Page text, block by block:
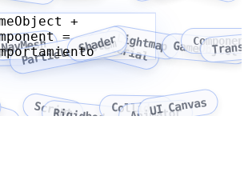
NavMesh
Particle System
ShaderMaterial
Lightmap GameObject
ScriptRigidbody Collider
Animator
UI Canvas
+
=